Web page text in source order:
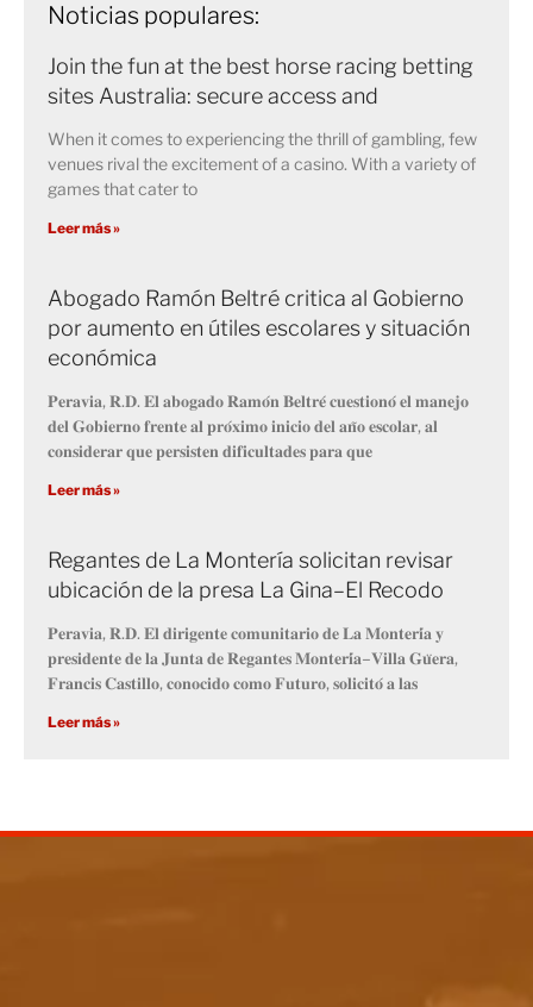
Noticias populares:
Join the fun at the best horse racing betting
sites Australia: secure access and
When it comes to experiencing the thrill of gambling, few
venues rival the excitement of a casino. With a variety of
games that cater to
Leer más »
Abogado Ramón Beltré critica al Gobierno
por aumento en útiles escolares y situación
económica
𝐏𝐞𝐫𝐚𝐯𝐢𝐚, 𝐑.𝐃. 𝐄𝐥 𝐚𝐛𝐨𝐠𝐚𝐝𝐨 𝐑𝐚𝐦𝐨́𝐧 𝐁𝐞𝐥𝐭𝐫𝐞́ 𝐜𝐮𝐞𝐬𝐭𝐢𝐨𝐧𝐨́ 𝐞𝐥 𝐦𝐚𝐧𝐞𝐣𝐨
𝐝𝐞𝐥 𝐆𝐨𝐛𝐢𝐞𝐫𝐧𝐨 𝐟𝐫𝐞𝐧𝐭𝐞 𝐚𝐥 𝐩𝐫𝐨́𝐱𝐢𝐦𝐨 𝐢𝐧𝐢𝐜𝐢𝐨 𝐝𝐞𝐥 𝐚𝐧̃𝐨 𝐞𝐬𝐜𝐨𝐥𝐚𝐫, 𝐚𝐥
𝐜𝐨𝐧𝐬𝐢𝐝𝐞𝐫𝐚𝐫 𝐪𝐮𝐞 𝐩𝐞𝐫𝐬𝐢𝐬𝐭𝐞𝐧 𝐝𝐢𝐟𝐢𝐜𝐮𝐥𝐭𝐚𝐝𝐞𝐬 𝐩𝐚𝐫𝐚 𝐪𝐮𝐞
Leer más »
Regantes de La Montería solicitan revisar
ubicación de la presa La Gina–El Recodo
𝐏𝐞𝐫𝐚𝐯𝐢𝐚, 𝐑.𝐃. 𝐄𝐥 𝐝𝐢𝐫𝐢𝐠𝐞𝐧𝐭𝐞 𝐜𝐨𝐦𝐮𝐧𝐢𝐭𝐚𝐫𝐢𝐨 𝐝𝐞 𝐋𝐚 𝐌𝐨𝐧𝐭𝐞𝐫𝐢́𝐚 𝐲
𝐩𝐫𝐞𝐬𝐢𝐝𝐞𝐧𝐭𝐞 𝐝𝐞 𝐥𝐚 𝐉𝐮𝐧𝐭𝐚 𝐝𝐞 𝐑𝐞𝐠𝐚𝐧𝐭𝐞𝐬 𝐌𝐨𝐧𝐭𝐞𝐫𝐢́𝐚–𝐕𝐢𝐥𝐥𝐚 𝐆𝐮̈𝐞𝐫𝐚,
𝐅𝐫𝐚𝐧𝐜𝐢𝐬 𝐂𝐚𝐬𝐭𝐢𝐥𝐥𝐨, 𝐜𝐨𝐧𝐨𝐜𝐢𝐝𝐨 𝐜𝐨𝐦𝐨 𝐅𝐮𝐭𝐮𝐫𝐨, 𝐬𝐨𝐥𝐢𝐜𝐢𝐭𝐨́ 𝐚 𝐥𝐚𝐬
Leer más »